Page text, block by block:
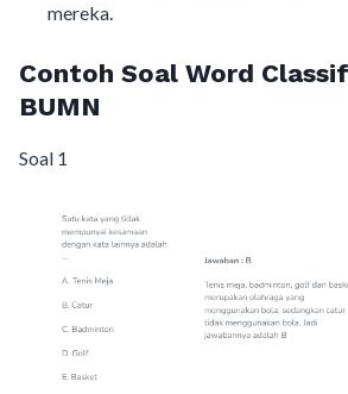
mereka.
Contoh Soal Word
BUMN
Soal 1